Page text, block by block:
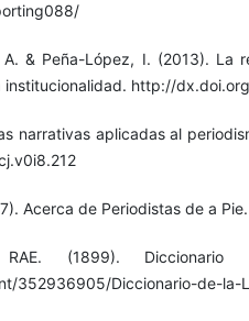
& Peña-López, I. (2013).
institucionalidad. http://
narrativas aplicadas al
Acerca de Periodistas de a
RAE. (1899).
352936905/Diccionario-de-la-